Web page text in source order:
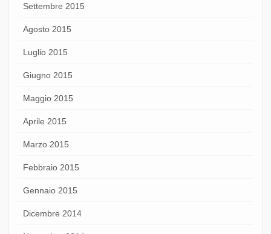
Settembre 2015
Agosto 2015
Luglio 2015
Giugno 2015
Maggio 2015
Aprile 2015
Marzo 2015
Febbraio 2015
Gennaio 2015
Dicembre 2014